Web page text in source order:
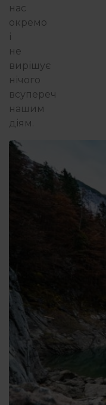
нас
окремо
і
не
вирішує
нічого
всупереч
нашим
діям.